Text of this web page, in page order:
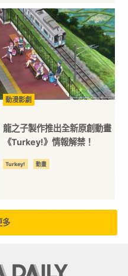
動漫影劇
龍之子製作推出全新原創動畫
《Turkey!》情報解禁！
Turkey! 動畫
多